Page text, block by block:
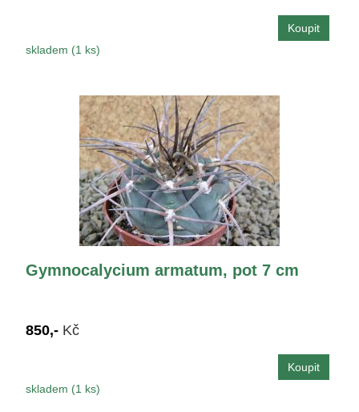
skladem (1 ks)
Gymnocalycium armatum, pot 7 cm
850,- Kč
skladem (1 ks)